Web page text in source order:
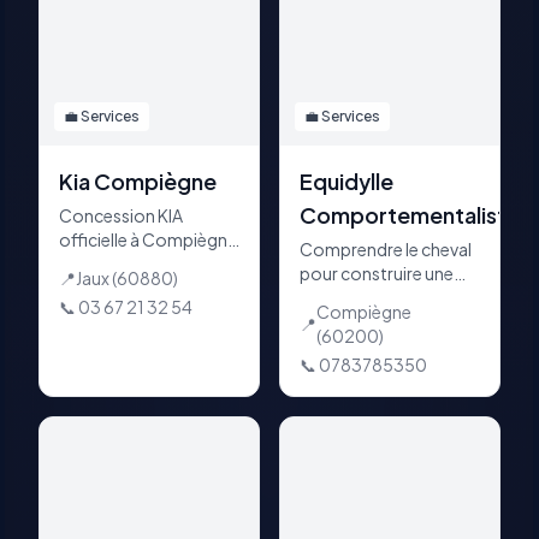
💼Services
Kia Compiègne
Concession KIA
officielle à Compiègne
véhicules neufs,
occasions toutes
📍Jaux(60880)
📞 03 67 21 32 54
💼Services
Equidylle
Comportementaliste
Comprendre le cheval
pour construire une
📍
Compiègne
(60200)
📞 0783785350